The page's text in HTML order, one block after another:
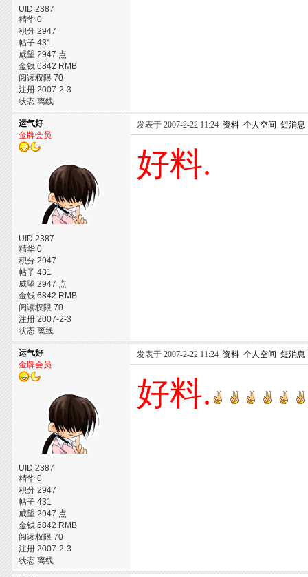
UID 2387
精华 0
积分 2947
帖子 431
威望 2947 点
金钱 6842 RMB
阅读权限 70
注册 2007-2-3
状态 离线
运气好
金牌会员
UID 2387
精华 0
积分 2947
帖子 431
威望 2947 点
金钱 6842 RMB
阅读权限 70
注册 2007-2-3
状态 离线
发表于 2007-2-22 11:24 资料 个人空间 短消息
好料.
运气好
金牌会员
UID 2387
精华 0
积分 2947
帖子 431
威望 2947 点
金钱 6842 RMB
阅读权限 70
注册 2007-2-3
状态 离线
发表于 2007-2-22 11:24 资料 个人空间 短消息
好料.